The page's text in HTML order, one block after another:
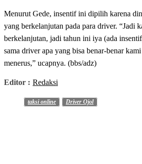
Menurut Gede, insentif ini dipilih karena
yang berkelanjutan pada para driver. “Jadi
berkelanjutan, jadi tahun ini iya (ada
sama driver apa yang bisa benar-benar
menerus,” ucapnya. (bbs/adz)
Editor : Redaksi
taksi online Driver Ojol